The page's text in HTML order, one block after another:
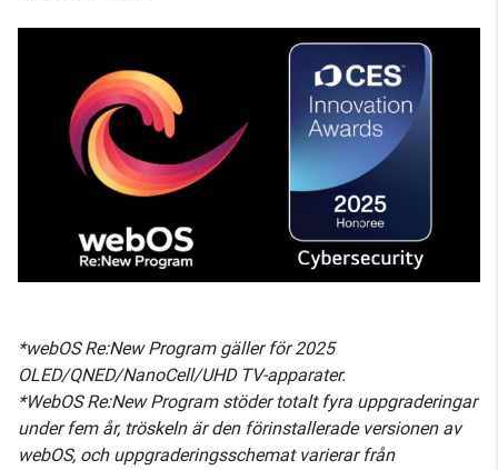
*webOS Re:New Program gäller för 2025
OLED/QNED/NanoCell/UHD TV-apparater.
*WebOS Re:New Program stöder totalt fyra uppgraderingar
under fem år, tröskeln är den förinstallerade versionen av
webOS, och uppgraderingsschemat varierar från